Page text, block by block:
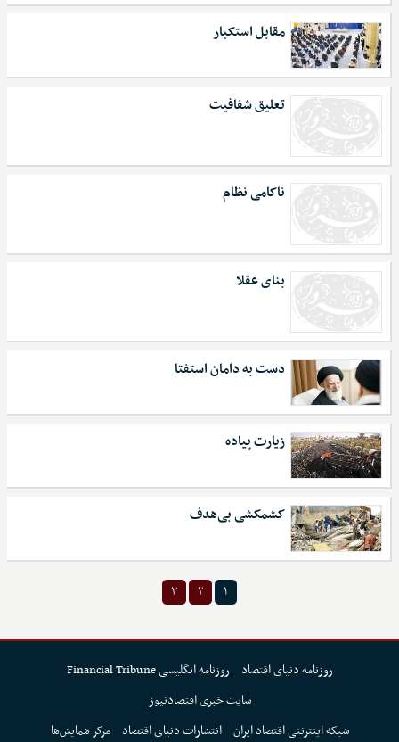
مقابل استکبار
تعلیق شفافیت
ناکامی نظام
بنای عقلا
دست به دامان استفتا
زیارت پیاده
کشمکشی بی‌هدف
۱ ۲ ۳
روزنامه دنیای اقتصاد
روزنامه انگلیسی Financial Tribune
سایت خبری اقتصادنیوز
شبکه اینترنتی اقتصاد ایران انتشارات دنیای اقتصاد مرکز همایش‌ها